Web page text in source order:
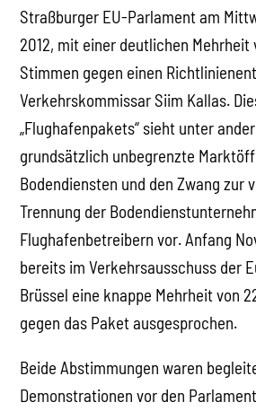
Straßburger EU-Parlament am
2012, mit einer deutlichen Mehrheit
Stimmen gegen einen
Verkehrskommissar Siim Kallas.
„Flughafenpakets“ sieht unter
grundsätzlich unbegrenzte
Bodendiensten und den Zwang zur
Trennung der
Flughafenbetreibern vor. Anfang
bereits im Verkehrsausschuss der
Brüssel eine knappe Mehrheit von
gegen das Paket ausgesprochen.
Beide Abstimmungen waren
Demonstrationen vor den